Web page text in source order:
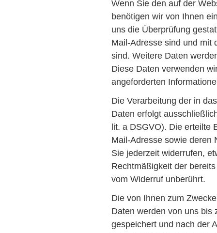
Wenn Sie den auf der
benötigen wir von Ihnen
uns die Überprüfung
Mail-Adresse sind und mit
sind. Weitere Daten
Diese Daten verwenden
angeforderten
Die Verarbeitung der in
Daten erfolgt
lit. a DSGVO). Die erteilte
Mail-Adresse sowie deren
Sie jederzeit widerrufen,
Rechtmäßigkeit der
vom Widerruf unberührt.
Die von Ihnen zum
Daten werden von uns bis
gespeichert und nach der